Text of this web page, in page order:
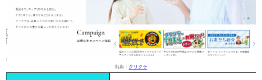
出典： クリクラ